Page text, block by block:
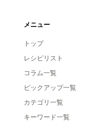
メニュー
トップ
レシピリスト
コラム一覧
ピックアップ一覧
カテゴリ一覧
キーワード一覧